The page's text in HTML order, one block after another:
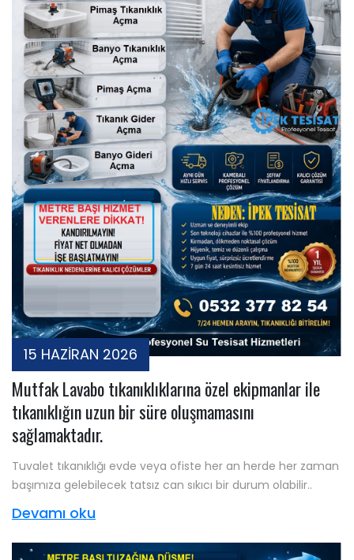
15 HAZİRAN 2026
Mutfak Lavabo tıkanıklıklarına özel ekipmanlar ile
tıkanıklığın uzun bir süre oluşmamasını
sağlamaktadır.
Tuvalet tıkanıklığı evde veya ofiste her an herde her zaman
başımıza gelebilecek tatsız can sıkıcı bir durum olabilir..
Devamı oku